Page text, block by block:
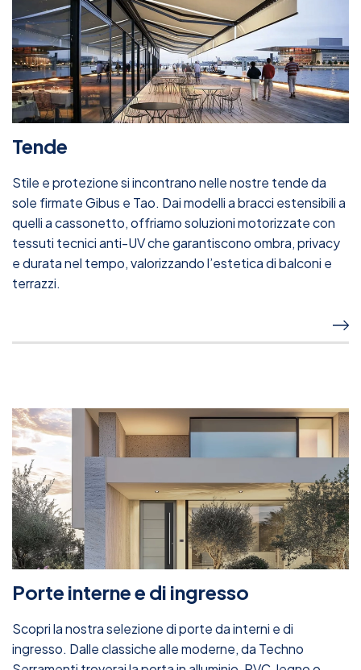
Tende
Stile e protezione si incontrano nelle nostre tende da
sole firmate Gibus e Tao. Dai modelli a bracci estensibili a
quelli a cassonetto, offriamo soluzioni motorizzate con
tessuti tecnici anti-UV che garantiscono ombra, privacy
e durata nel tempo, valorizzando l’estetica di balconi e
terrazzi.
Porte interne e di ingresso
Scopri la nostra selezione di porte da interni e di
ingresso. Dalle classiche alle moderne, da Techno